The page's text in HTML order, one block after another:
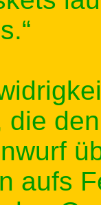
die
aufs